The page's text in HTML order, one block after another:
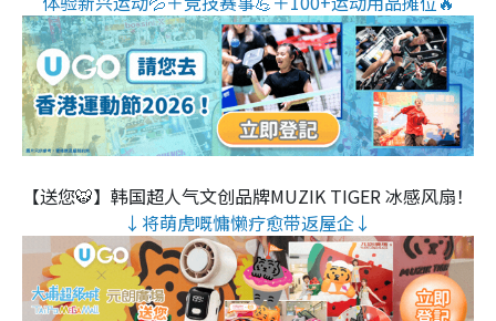
【送您🐯】韩国超人气文创品牌MUZIK TIGER 冰感风扇！
↓将萌虎嘅慵懒疗愈带返屋企↓